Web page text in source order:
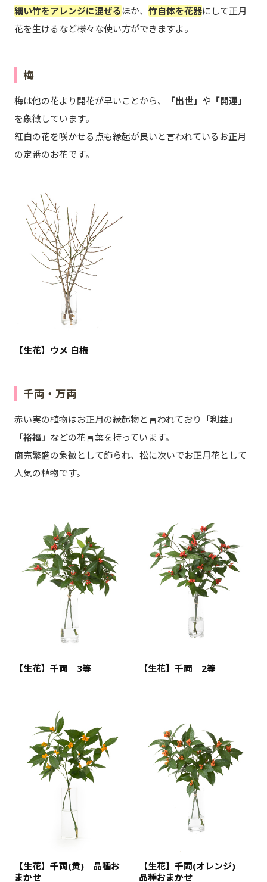
細い竹をアレンジに混ぜる ほか、 竹自体を花器にして正月
花を生けるなど様々な使い方ができますよ。
梅
梅は他の花より開花が早いことから、 「出世」 や 「開運」
を象徴しています。
紅白の花を咲かせる点も縁起が良いと言われているお正月
の定番のお花です。
【生花】ウメ 白梅
千両・万両
赤い実の植物はお正月の縁起物と言われており 「利益」
「裕福」 などの花言葉を持っています。
商売繁盛の象徴として飾られ、松に次いでお正月花として
人気の植物です。
【生花】千両 3等 【生花】千両 2等
【生花】千両(黄) 品種お
まかせ
【生花】千両(オレンジ)
品種おまかせ